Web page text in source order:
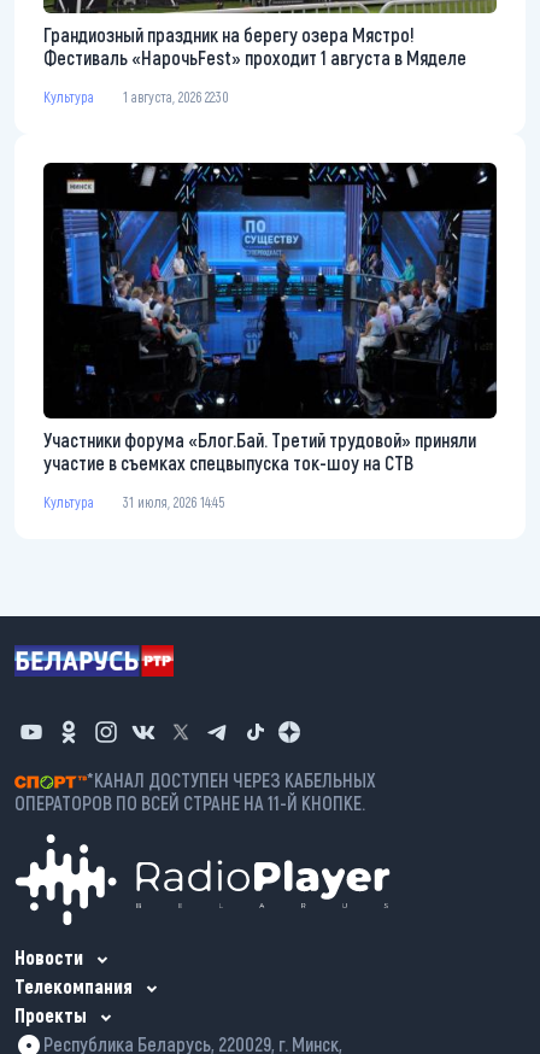
Грандиозный праздник на берегу озера Мястро!
Фестиваль «НарочьFest» проходит 1 августа в Мяделе
Культура 1 августа, 2026 22:30
Участники форума «Блог.Бай. Третий трудовой» приняли
участие в съемках спецвыпуска ток-шоу на СТВ
Культура 31 июля, 2026 14:45
*КАНАЛ ДОСТУПЕН ЧЕРЕЗ КАБЕЛЬНЫХ
ОПЕРАТОРОВ ПО ВСЕЙ СТРАНЕ НА 11-Й КНОПКЕ.
Новости
Телекомпания
Проекты
Республика Беларусь, 220029, г. Минск,